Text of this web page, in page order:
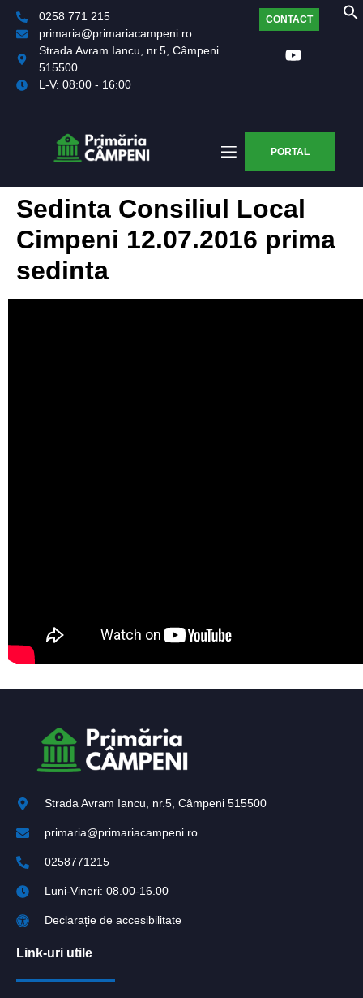
0258 771 215
primaria@primariacampeni.ro
Strada Avram Iancu, nr.5, Câmpeni
515500
L-V: 08:00 - 16:00
CONTACT
PORTAL
Sedinta Consiliul Local
Cimpeni 12.07.2016 prima
sedinta
Strada Avram Iancu, nr.5, Câmpeni 515500
primaria@primariacampeni.ro
0258771215
Luni-Vineri: 08.00-16.00
Declarație de accesibilitate
Link-uri utile